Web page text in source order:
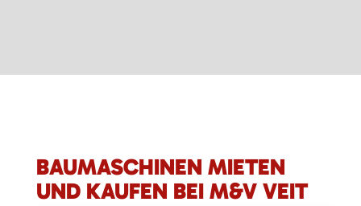
BAUMASCHINEN MIETEN
UND KAUFEN BEI M&V VEIT